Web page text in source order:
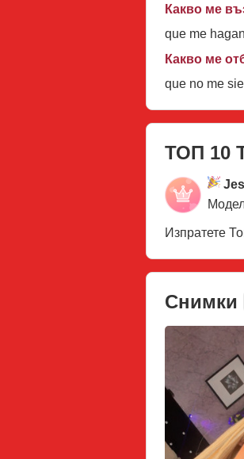
Какво ме
que me
Какво ме
que no me
ТОП 10
Изпратете
Снимки